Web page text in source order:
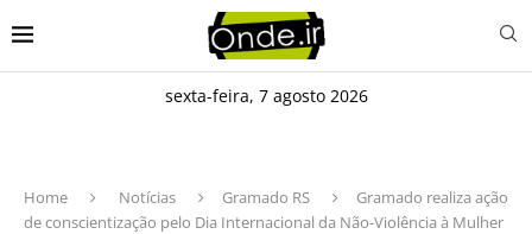
sexta-feira, 7 agosto 2026
Home Notícias Gramado RS
Gramado realiza ação
de conscientização pelo Dia Internacional da Não-Violência à Mulher